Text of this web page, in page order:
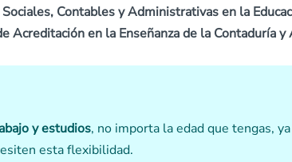
Contables y Administrativas en la
Acreditación en la Enseñanza de la Contaduría
y estudios, no importa la edad que tengas,
esta flexibilidad.